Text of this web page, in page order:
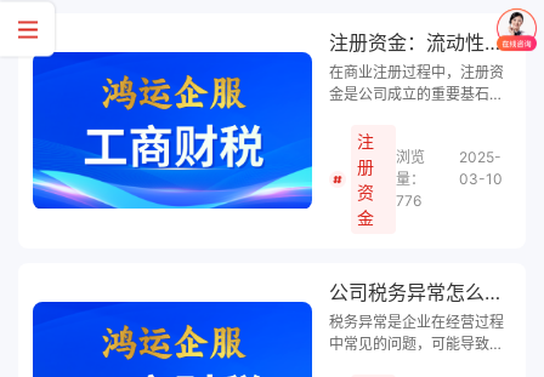
注册资金：流动性与法律规定的微妙平衡
在商业注册过程中，注册资
金是公司成立的重要基石。
要，许多人会问：注册资金
可以取出来用吗？鸿运企服
小编将探讨注册资金的法律
性质、用途限制以及如何合
法地运用这部分资金。
注
册
资
金
浏览
量：
776
2025-
03-10
公司税务异常怎么办？
税务异常是企业在经营过程
中常见的问题，可能导致企